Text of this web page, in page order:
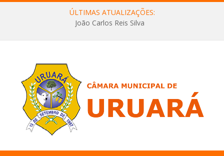
ÚLTIMAS ATUALIZAÇÕES:
João Carlos Reis Silva